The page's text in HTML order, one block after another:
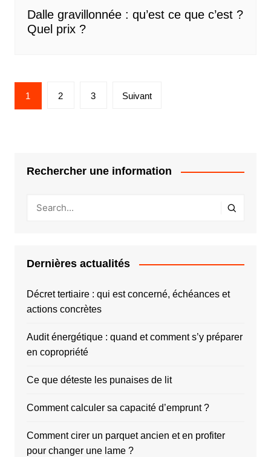
Dalle gravillonnée : qu’est ce que c’est ?
Quel prix ?
Pagination
des
1 2 3 Suivant
Rechercher une information
Dernières actualités
Décret tertiaire : qui est concerné, échéances et
actions concrètes
Audit énergétique : quand et comment s’y préparer
en copropriété
Ce que déteste les punaises de lit
Comment calculer sa capacité d’emprunt ?
Comment cirer un parquet ancien et en profiter
pour changer une lame ?